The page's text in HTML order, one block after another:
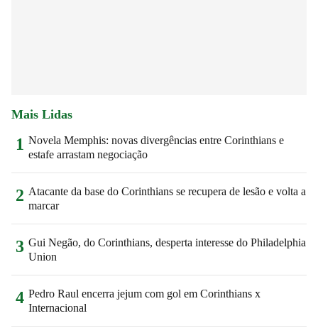
Mais Lidas
1 Novela Memphis: novas divergências entre Corinthians e
estafe arrastam negociação
2 Atacante da base do Corinthians se recupera de lesão e volta a
marcar
3 Gui Negão, do Corinthians, desperta interesse do Philadelphia
Union
4 Pedro Raul encerra jejum com gol em Corinthians x
Internacional